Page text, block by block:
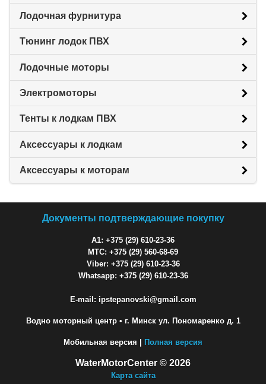
Лодочная фурнитура
Тюнинг лодок ПВХ
Лодочные моторы
Электромоторы
Тенты к лодкам ПВХ
Аксессуары к лодкам
Аксессуары к моторам
Документы подтверждающие покупку
A1: +375 (29) 610-23-36
МТС: +375 (29) 560-68-69
Viber: +375 (29) 610-23-36
Whatsapp: +375 (29) 610-23-36
E-mail: ipstepanovski@gmail.com
Водно моторный центр• г. Минск ул. Пономаренко д. 1
Мобильная версия | Полная версия
WaterMotorCenter © 2026
Карта сайта